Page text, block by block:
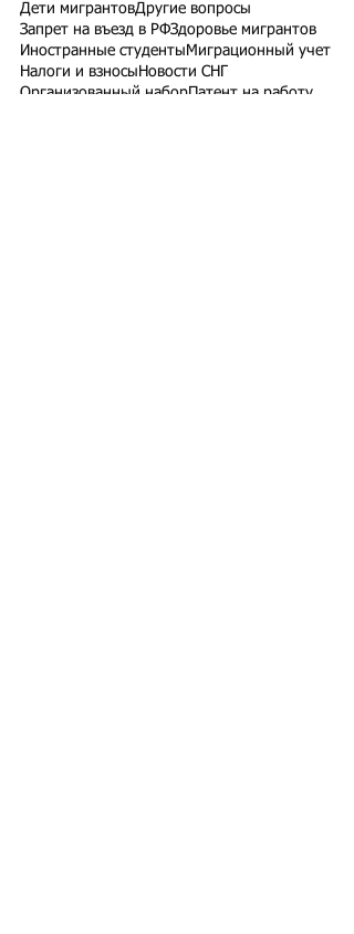
Дети мигрантовДругие вопросы
Запрет на въезд в РФЗдоровье мигрантов
Иностранные студенты Миграционный учет
Налоги и взносы Новости СНГ
Организованный наборПатент на работу